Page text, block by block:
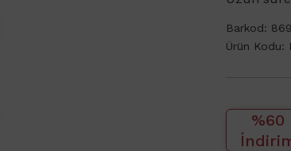
Barkod:
Ürün Kodu:
%60